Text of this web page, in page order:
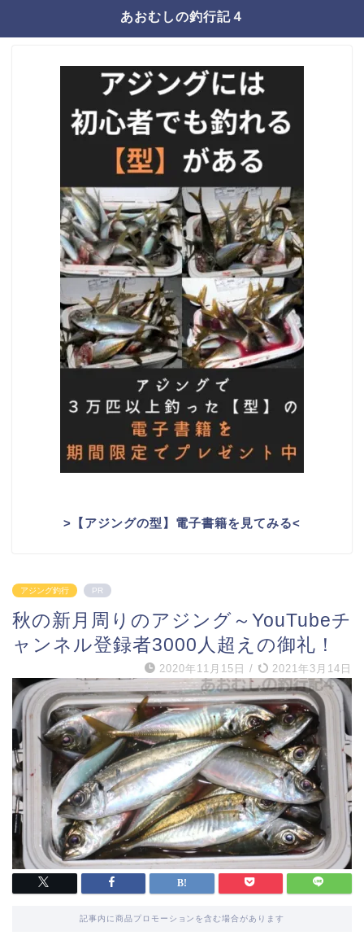
あおむしの釣行記４
> 【アジングの型】電子書籍を見てみる<
アジング釣行 PR
秋の新月周りのアジング～YouTubeチ
ャンネル登録者3000人超えの御礼！
2020年11月15日 / 2021年3月14日
記事内に商品プロモーションを含む場合があります